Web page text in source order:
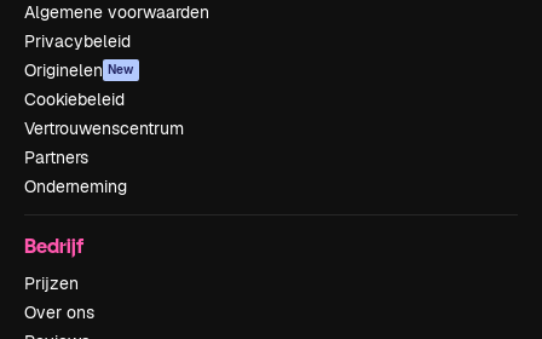
Algemene voorwaarden
Privacybeleid
Originelen New
Cookiebeleid
Vertrouwenscentrum
Partners
Onderneming
Bedrijf
Prijzen
Over ons